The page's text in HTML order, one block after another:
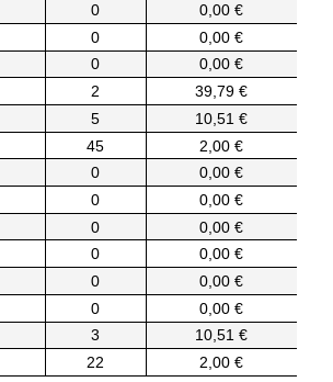
0
0,00 €
0
0,00 €
0
0,00 €
2
39,79 €
5
10,51 €
45
2,00 €
0
0,00 €
0
0,00 €
0
0,00 €
0
0,00 €
0
0,00 €
0
0,00 €
3
10,51 €
22 2,00 €